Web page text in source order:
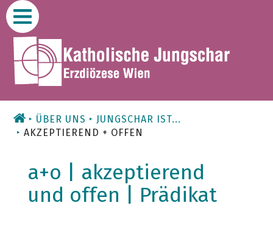
Zum
Inhalt
ÜBER UNS
JUNGSCHAR IST...
AKZEPTIEREND + OFFEN
a+o | akzeptierend
und offen | Prädikat